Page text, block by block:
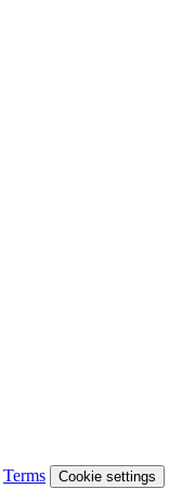
Terms Cookie settings